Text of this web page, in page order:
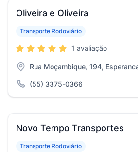
Oliveira e Oliveira
Transporte Rodoviário
1 avaliação
Rua Moçambique, 194,
(55) 3375-0366
Novo Tempo Transportes
Transporte Rodoviário